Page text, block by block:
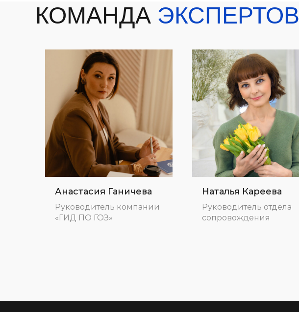
КОМАНДА ЭКСПЕРТОВ
Анастасия Ганичева
Руководитель компании
«ГИД ПО ГОЗ»
Наталья Кареева
Руководитель отдела
сопровождения